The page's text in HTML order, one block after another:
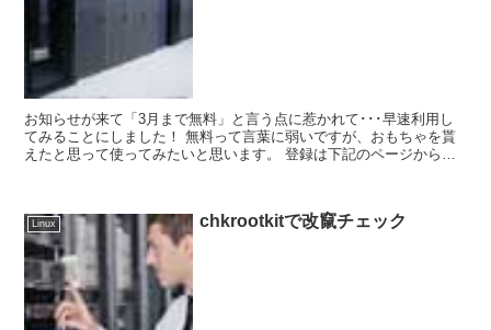
お知らせが来て「3月まで無料」と言う点に惹かれて･･･早速利用し
てみることにしました！ 無料って言葉に弱いですが、おもちゃを貰
えたと思って使ってみたいと思います。 登録は下記のページから行
Linux chkrootkitで改竄チェック